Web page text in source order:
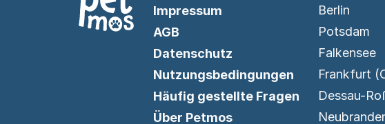
Impressum
AGB
Datenschutz
Nutzungsbedingungen
Häufig gestellte Fragen
Über Petmos
Berlin
Potsdam
Falkensee
Frankfurt
Dessau-